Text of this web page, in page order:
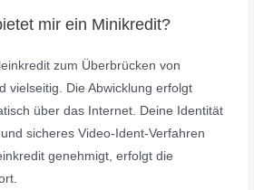
mir ein Minikredit?
zum Überbrücken von
vielseitig. Die Abwicklung erfolgt
über das Internet. Deine Identität
sicheres Video-Ident-Verfahren
genehmigt, erfolgt die